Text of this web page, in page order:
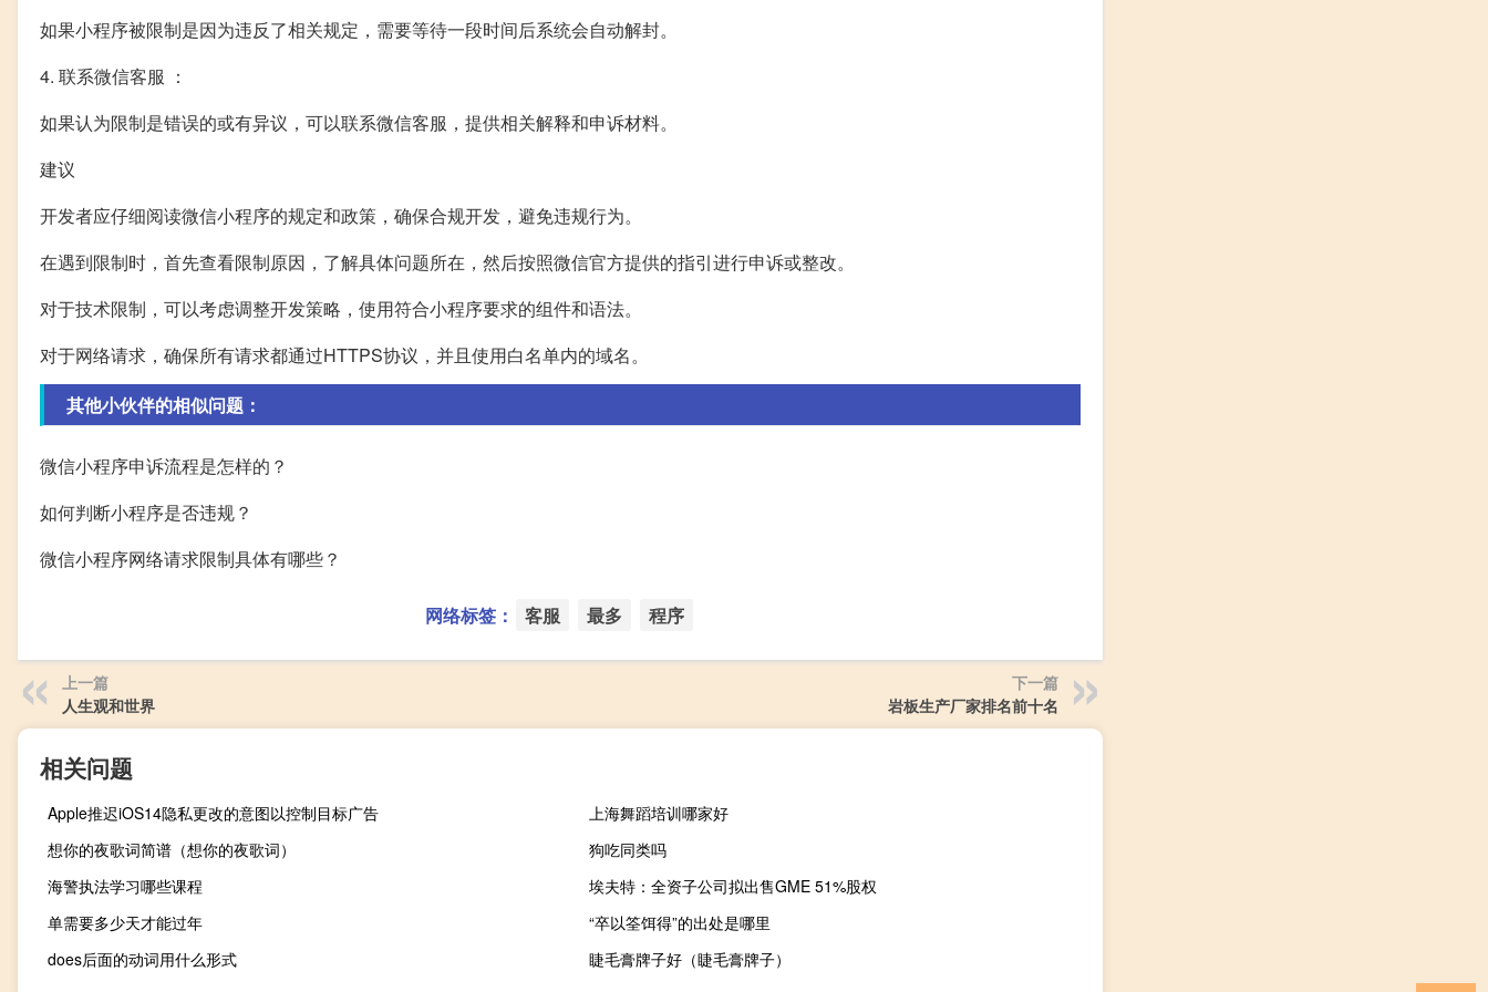
如果小程序被限制是因为违反了相关规定，需要等待一段时间后系统会自动解封。
4. 联系微信客服 ：
如果认为限制是错误的或有异议，可以联系微信客服，提供相关解释和申诉材料。
建议
开发者应仔细阅读微信小程序的规定和政策，确保合规开发，避免违规行为。
在遇到限制时，首先查看限制原因，了解具体问题所在，然后按照微信官方提供的指引进行申诉或整改。
对于技术限制，可以考虑调整开发策略，使用符合小程序要求的组件和语法。
对于网络请求，确保所有请求都通过HTTPS协议，并且使用白名单内的域名。
其他小伙伴的相似问题：
微信小程序申诉流程是怎样的？
如何判断小程序是否违规？
微信小程序网络请求限制具体有哪些？
网络标签： 客服 最多 程序
上一篇
人生观和世界
下一篇
岩板生产厂家排名前十名
相关问题
Apple推迟iOS14隐私更改的意图以控制目标广告
上海舞蹈培训哪家好
想你的夜歌词简谱（想你的夜歌词）
狗吃同类吗
海警执法学习哪些课程
埃夫特：全资子公司拟出售GME 51%股权
单需要多少天才能过年
“卒以筌饵得”的出处是哪里
does后面的动词用什么形式
睫毛膏牌子好（睫毛膏牌子）